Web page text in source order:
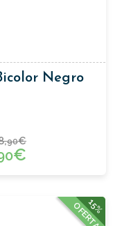
Negro
90€
€
15%
OFERTA